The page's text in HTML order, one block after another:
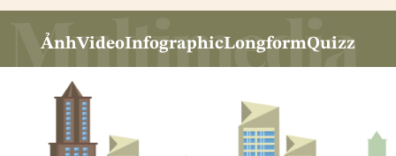
ẢnhVideoInfographicLongformQuizz